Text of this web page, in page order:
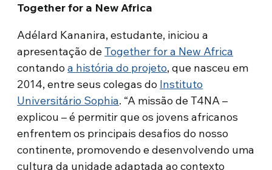
Together for a New Africa
Adélard Kananira, estudante, iniciou a
apresentação deTogether for a New Africa
contandoa história do projeto, que nasceu em
2014, entre seus colegas do Instituto
Universitário Sophia. “A missão de T4NA –
explicou – é permitir que os jovens africanos
enfrentem os principais desafios do nosso
continente, promovendo e desenvolvendo uma
cultura da unidade adaptada ao contexto